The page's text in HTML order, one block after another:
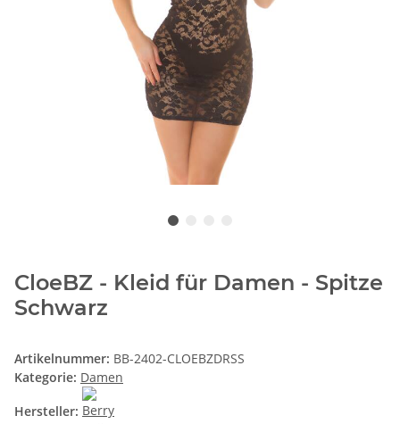
CloeBZ - Kleid für Damen - Spitze
Schwarz
Artikelnummer: BB-2402-CLOEBZDRSS
Kategorie: Damen
Hersteller: